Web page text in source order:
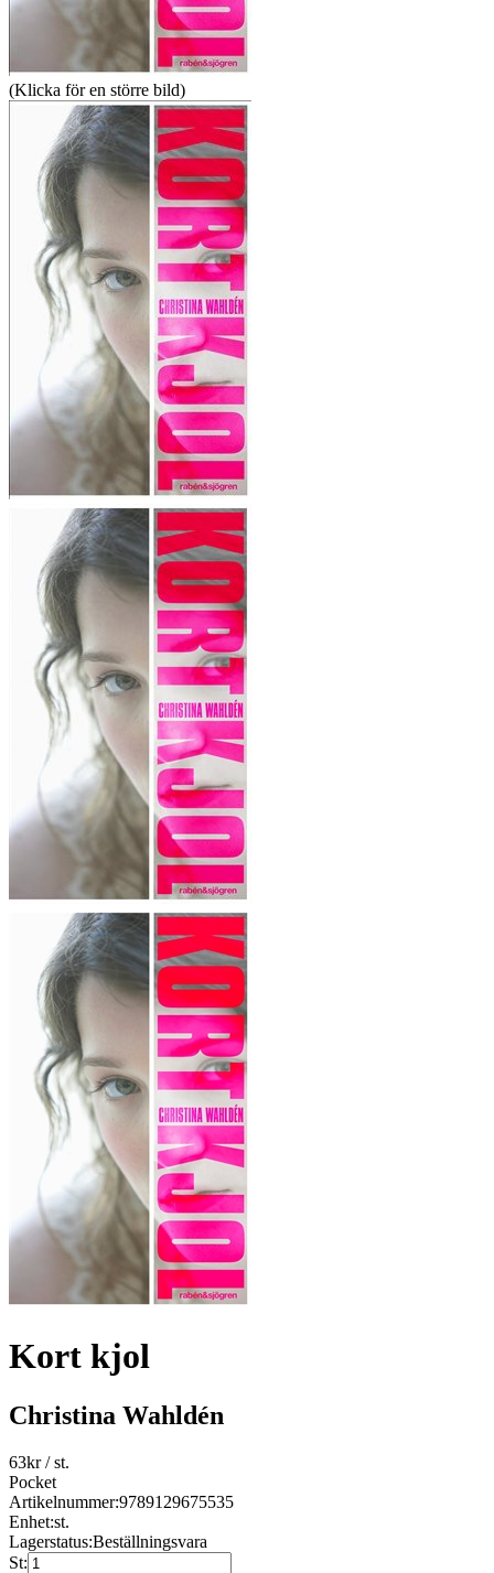
(Klicka för en större bild)
Kort kjol
Christina Wahldén
63kr/ st.
Pocket
Artikelnummer:9789129675535
Enhet:st.
Lagerstatus:Beställningsvara
St: